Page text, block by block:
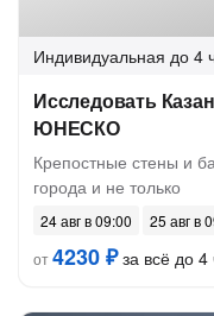
Индивидуальная до 4
Исследовать
ЮНЕСКО
Крепостные стены и
города и не только
24 авг в 09:00
25 авг в
от4230 ₽за всё до 4